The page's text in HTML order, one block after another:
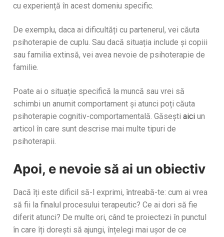
cu experiență în acest domeniu specific.
De exemplu, daca ai dificultăți cu partenerul, vei căuta
psihoterapie de cuplu. Sau dacă situația include și copiii
sau familia extinsă, vei avea nevoie de psihoterapie de
familie.
Poate ai o situație specifică la muncă sau vrei să
schimbi un anumit comportament și atunci poți căuta
psihoterapie cognitiv-comportamentală. Găsești aici un
articol în care sunt descrise mai multe tipuri de
psihoterapii.
Apoi, e nevoie să ai un obiectiv
Dacă îți este dificil să-l exprimi, întreabă-te: cum ai vrea
să fii la finalul procesului terapeutic? Ce ai dori să fie
diferit atunci? De multe ori, când te proiectezi în punctul
în care îți dorești să ajungi, înțelegi mai ușor de ce